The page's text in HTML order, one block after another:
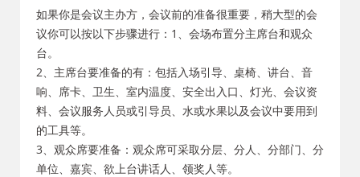
如果你是会议主办方，会议前的准备很重要，稍大型的会
议你可以按以下步骤进行：1、会场布置分主席台和观众
台。
2、主席台要准备的有：包括入场引导、桌椅、讲台、音
响、席卡、卫生、室内温度、安全出入口、灯光、会议资
料、会议服务人员或引导员、水或水果以及会议中要用到
的工具等。
3、观众席要准备：观众席可采取分层、分人、分部门、分
单位、嘉宾、欲上台讲话人、领奖人等。